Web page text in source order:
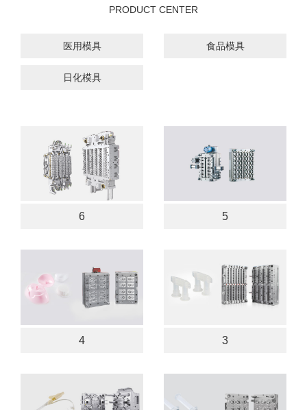
PRODUCT CENTER
医用模具 食品模具
日化模具
6 5
4 3